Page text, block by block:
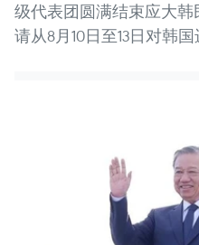
级代表团圆满结束应大
请从8月10日至13日对韩